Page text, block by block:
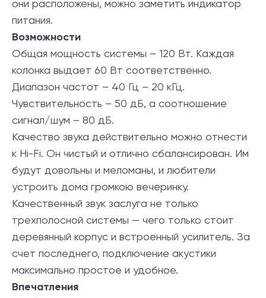
они расположены, можно заметить индикатор
питания.
Возможности
Общая мощность системы – 120 Вт. Каждая
колонка выдает 60 Вт соответственно.
Диапазон частот – 40 Гц – 20 кГц.
Чувствительность – 50 дБ, а соотношение
сигнал/шум – 80 дБ.
Качество звука действительно можно отнести
к Hi-Fi. Он чистый и отлично сбалансирован. Им
будут довольны и меломаны, и любители
устроить дома громкою вечеринку.
Качественный звук заслуга не только
трехполосной системы — чего только стоит
деревянный корпус и встроенный усилитель. За
счет последнего, подключение акустики
максимально простое и удобное.
Впечатления